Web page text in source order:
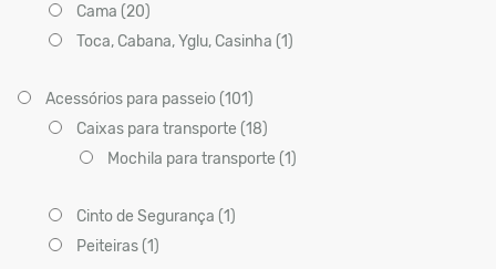
Cama (20)
Toca, Cabana, Yglu, Casinha (1)
Acessórios para passeio (101)
Caixas para transporte (18)
Mochila para transporte (1)
Cinto de Segurança (1)
Peiteiras (1)